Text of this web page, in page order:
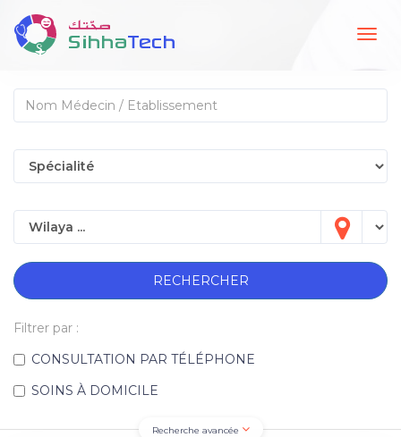
RECHERCHER
Filtrer par :
CONSULTATION PAR TÉLÉPHONE
SOINS À DOMICILE
Recherche avancée